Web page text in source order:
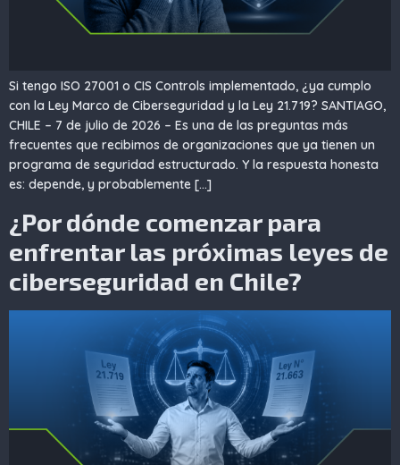
Si tengo ISO 27001 o CIS Controls implementado, ¿ya cumplo
con la Ley Marco de Ciberseguridad y la Ley 21.719? SANTIAGO,
CHILE – 7 de julio de 2026 – Es una de las preguntas más
frecuentes que recibimos de organizaciones que ya tienen un
programa de seguridad estructurado. Y la respuesta honesta
es: depende, y probablemente […]
¿Por dónde comenzar para
enfrentar las próximas leyes de
ciberseguridad en Chile?